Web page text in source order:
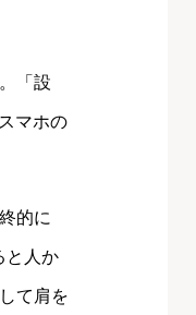
「設
マホの
的に
と人か
て肩を